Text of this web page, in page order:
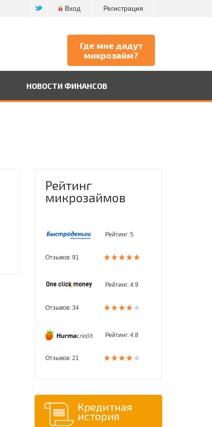
Регистрация
Вход
Где мне дадут
микрозайм?
НОВОСТИ ФИНАНСОВ
Рейтинг
микрозаймов
Рейтинг: 5
Отзывов: 91
Рейтинг: 4.9
Отзывов: 34
Рейтинг: 4.8
Отзывов: 21
Кредитная
история